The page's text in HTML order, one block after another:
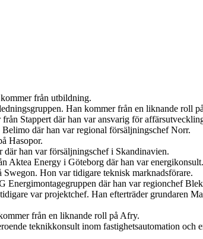
från utbildning.
Han kommer från en liknande roll
Stappert där han var ansvarig för
där han var regional försäljningschef Norr.
Hasopor.
han var försäljningschef i Skandinavien.
Aktea Energy i Göteborg där han var energikonsult.
Hon var tidigare teknisk marknadsförare.
där han var regionchef
var projektchef. Han efterträder grundaren
från en liknande roll på Afry.
teknikkonsult inom fastighetsautomation